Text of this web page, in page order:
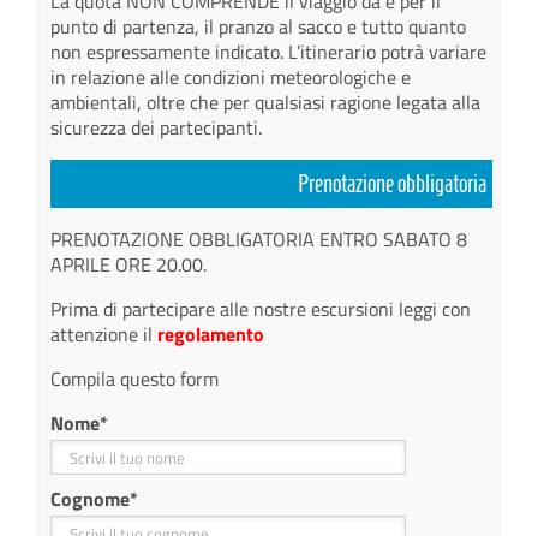
punto di partenza, il pranzo al sacco e tutto quanto
non espressamente indicato. L’itinerario potrà variare
in relazione alle condizioni meteorologiche e
ambientali, oltre che per qualsiasi ragione legata alla
sicurezza dei partecipanti.
Prenotazione obbligatoria
PRENOTAZIONE OBBLIGATORIA ENTRO SABATO 8
APRILE ORE 20.00.
Prima di partecipare alle nostre escursioni leggi con
attenzione il regolamento
Compila questo form
Nome*
Cognome*